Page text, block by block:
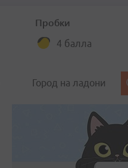
Пробки
4 балла
Город на ладони